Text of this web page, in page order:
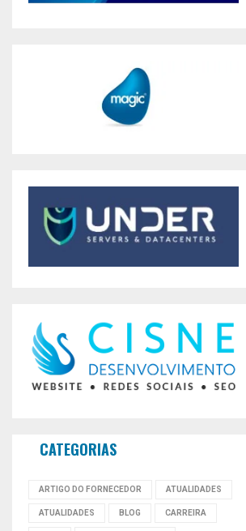
CATEGORIAS
ARTIGO DO FORNECEDOR ATUALIDADES
ATUALIDADES BLOG CARREIRA